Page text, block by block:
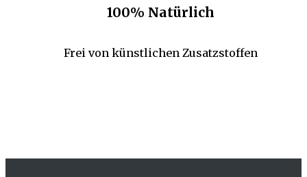
100% Natürlich
Frei von künstlichen Zusatzstoffen